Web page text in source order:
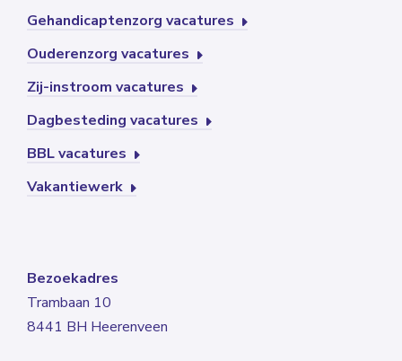
Gehandicaptenzorg vacatures
Ouderenzorg vacatures
Zij-instroom vacatures
Dagbesteding vacatures
BBL vacatures
Vakantiewerk
Bezoekadres
Trambaan 10
8441 BH Heerenveen